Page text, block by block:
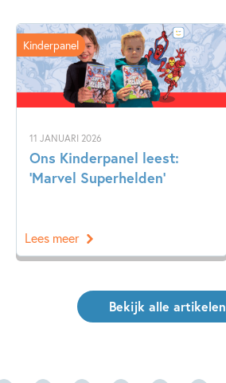
11 JANUARI 2026
Ons Kinderpanel leest:
‘Marvel Superhelden’
Kinderpanel
Lees meer
Bekijk alle artikelen